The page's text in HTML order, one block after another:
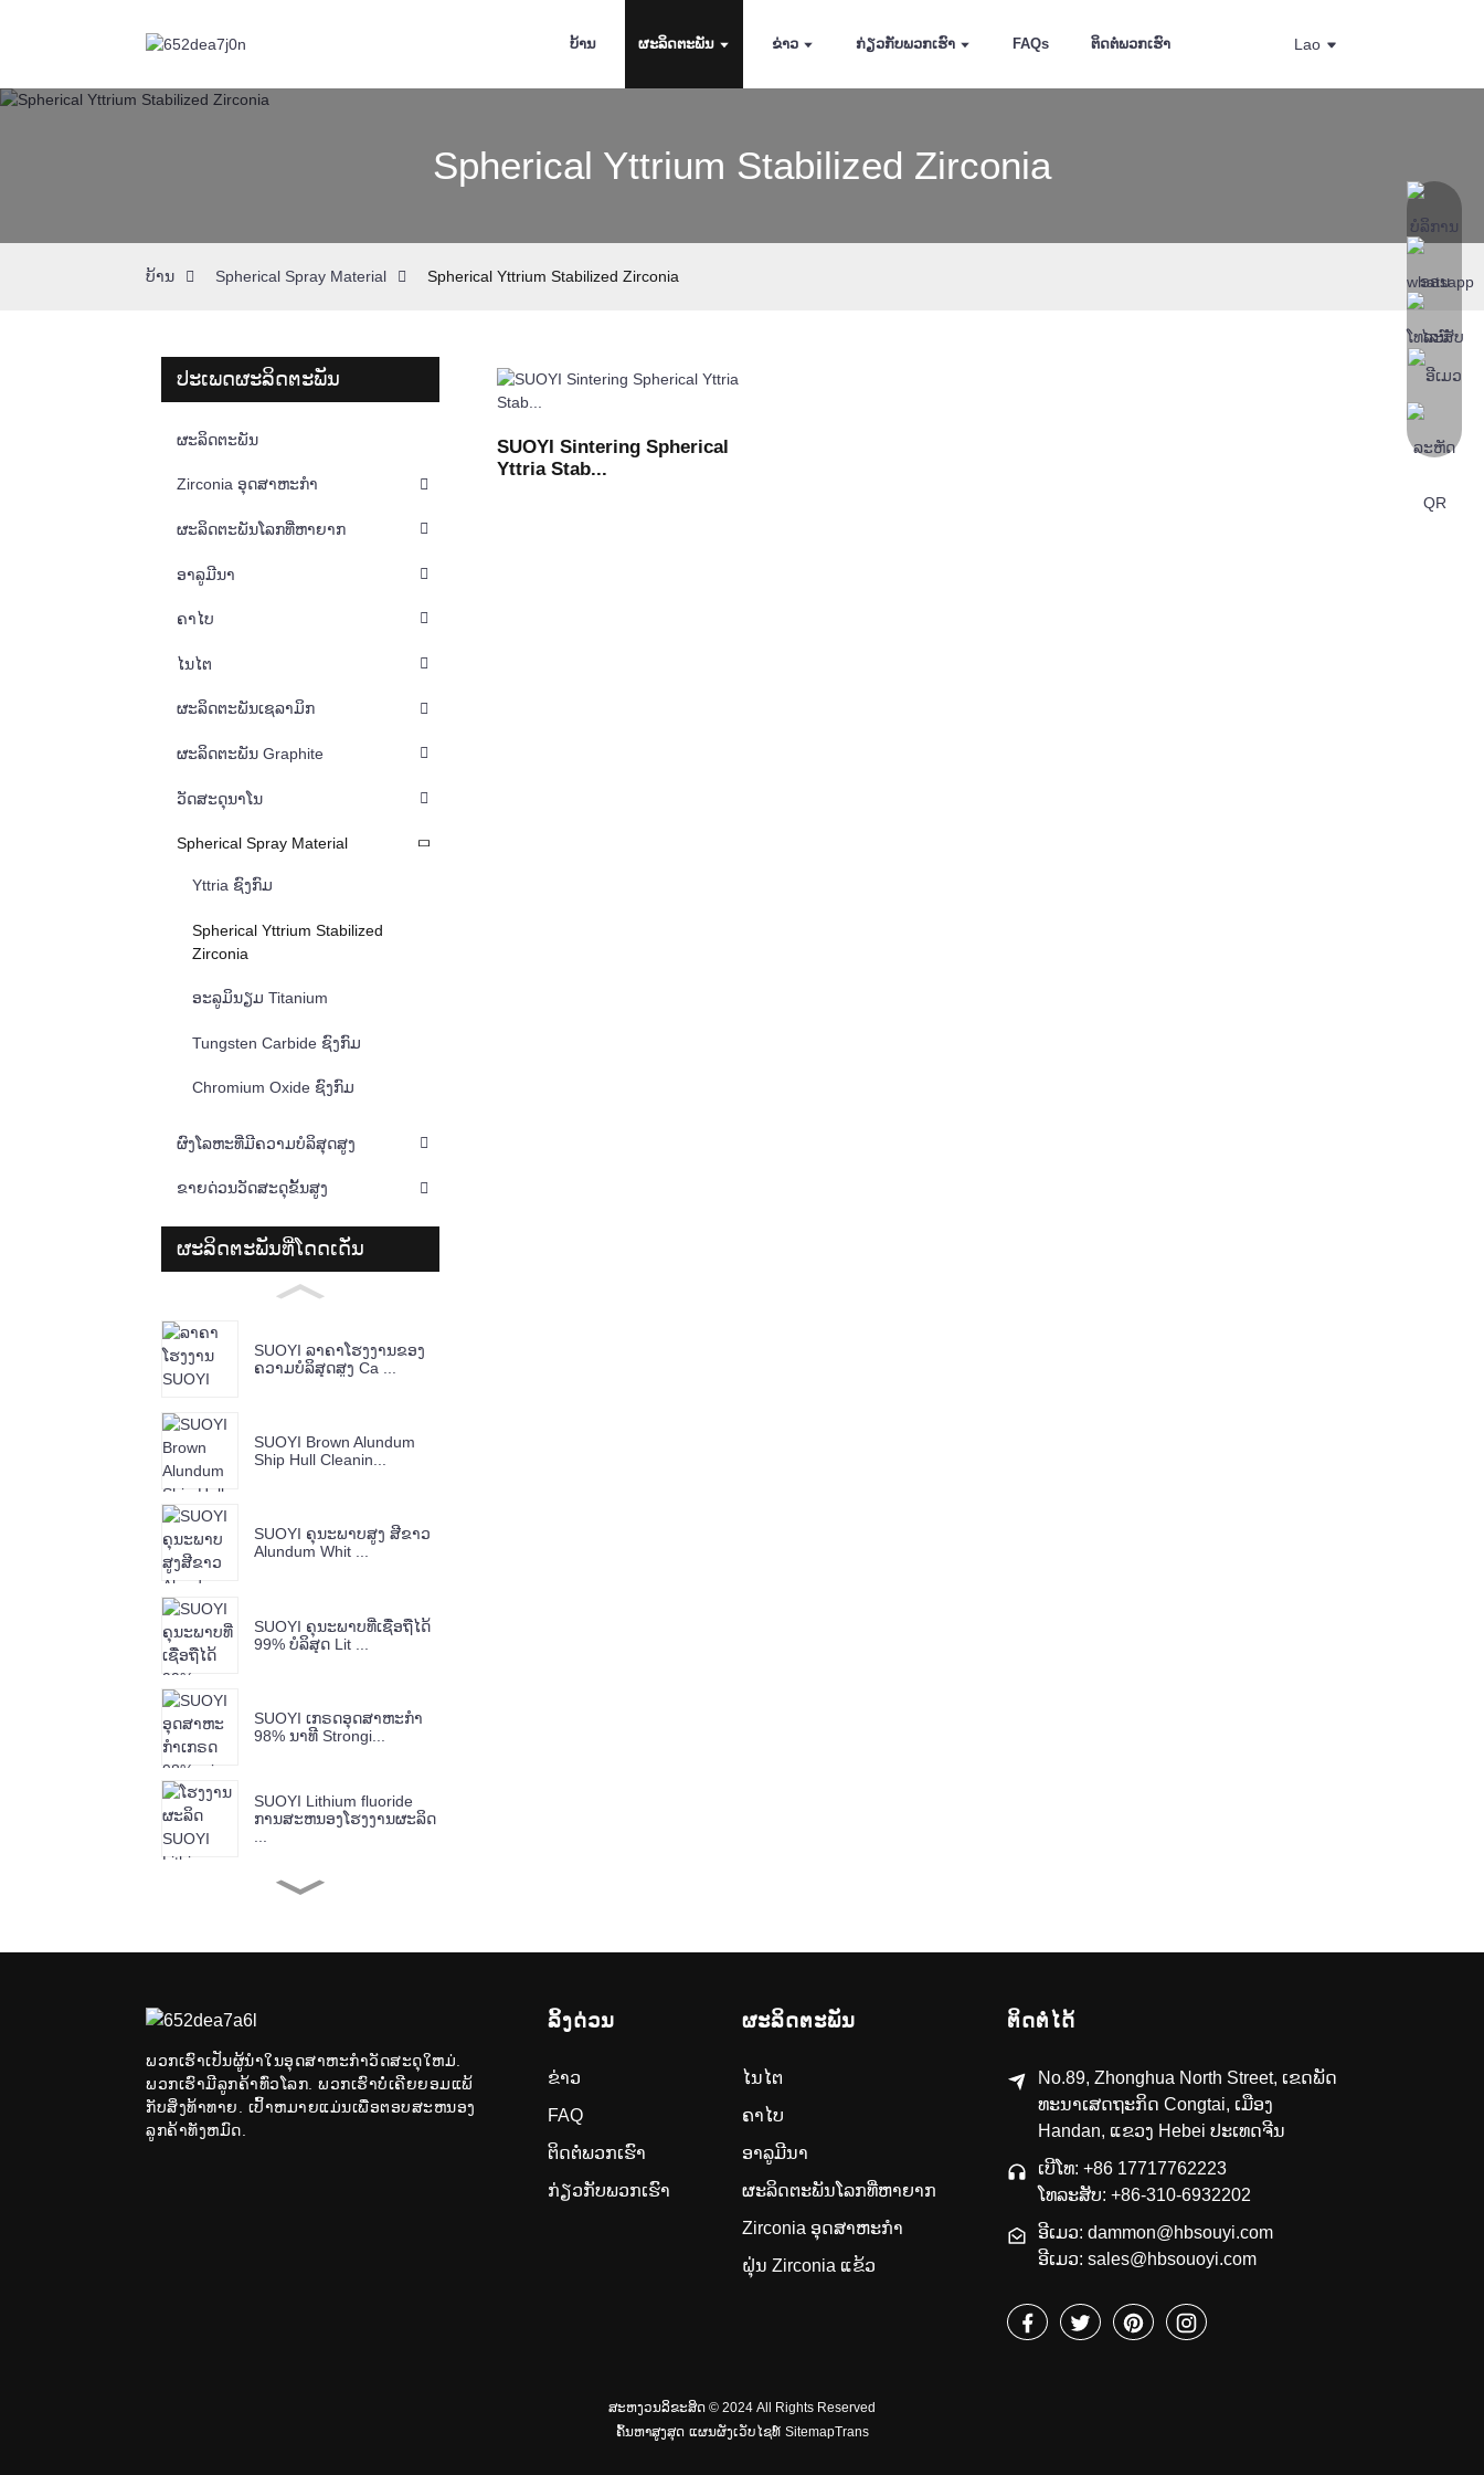
ບ້ານ ຜະລິດຕະພັນ ຂ່າວ ກ່ຽວ​ກັບ​ພວກ​ເຮົາ FAQs ຕິດ​ຕໍ່​ພວກ​ເຮົາ Lao
Spherical Yttrium Stabilized Zirconia
ບ້ານ Spherical Spray Material Spherical Yttrium Stabilized Zirconia
ປະເພດຜະລິດຕະພັນ
ຜະລິດຕະພັນ
Zirconia ອຸດສາຫະກໍາ
ຜະລິດຕະພັນໂລກທີ່ຫາຍາກ
ອາລູມີນາ
ຄາໄບ
ໄນໄຕ
ຜະລິດຕະພັນເຊລາມິກ
ຜະລິດຕະພັນ Graphite
ວັດສະດຸນາໂນ
Spherical Spray Material
Yttria ຊົງກົມ
Spherical Yttrium Stabilized
Zirconia
ອະລູມິນຽມ Titanium
Tungsten Carbide ຊົງກົມ
Chromium Oxide ຊົງກົມ
ຜົງໂລຫະທີ່ມີຄວາມບໍລິສຸດສູງ
ຂາຍດ່ວນວັດສະດຸຂັ້ນສູງ
ຜະລິດຕະພັນທີ່ໂດດເດັ່ນ
SUOYI ລາຄາໂຮງງານຂອງ
ຄວາມບໍລິສຸດສູງ Ca ...
SUOYI Brown Alundum
Ship Hull Cleanin...
SUOYI ຄຸນະພາບສູງ ສີຂາວ
Alundum Whit ...
SUOYI ຄຸນະພາບທີ່ເຊື່ອຖືໄດ້
99% ບໍລິສຸດ Lit ...
SUOYI ເກຣດອຸດສາຫະກຳ
98% ນາທີ Strongi...
SUOYI Lithium fluoride
ການສະຫນອງໂຮງງານຜະລິດ
...
ທອງແດງ Oxide Ind...
Suoyi Suoyi
99.9%-99.99% Niobium
P...
SUOYI Sintering Spherical
Yttria Stab...
ພວກເຮົາເປັນຜູ້ນໍາໃນອຸດສາຫະກໍາວັດສະດຸໃຫມ່.
ພວກເຮົາມີລູກຄ້າທົ່ວໂລກ. ພວກເຮົາບໍ່ເຄີຍຍອມແພ້
ກັບສິ່ງທ້າທາຍ. ເປົ້າຫມາຍແມ່ນເພື່ອຕອບສະຫນອງ
ລູກຄ້າທັງຫມົດ.
ລິ້ງດ່ວນ
ຂ່າວ
FAQ
ຕິດ​ຕໍ່​ພວກ​ເຮົາ
ກ່ຽວ​ກັບ​ພວກ​ເຮົາ
ຜະ​ລິດ​ຕະ​ພັນ
ໄນໄຕ
ຄາໄບ
ອາລູມີນາ
ຜະລິດຕະພັນໂລກທີ່ຫາຍາກ
Zirconia ອຸດສາຫະກໍາ
ຝຸ່ນ Zirconia ແຂ້ວ
ຕິດຕໍ່ໄດ້
No.89, Zhonghua North Street, ເຂດ​ພັດ​
ທະ​ນາ​ເສດ​ຖະ​ກິດ Congtai, ເມືອງ
Handan, ແຂວງ Hebei ປະ​ເທດ​ຈີນ
ເບີໂທ: +86 17717762223
ໂທລະສັບ: +86-310-6932202
ອີເມວ: dammon@hbsouyi.com
ອີເມວ: sales@hbsouoyi.com
ສະຫງວນລິຂະສິດ © 2024 All Rights Reserved
ຄົ້ນຫາສູງສຸດ ແຜນຜັງເວັບໄຊທ໌ SitemapTrans